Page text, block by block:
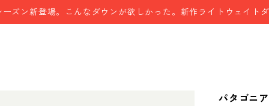
ーズン新登場。こんなダウンが欲しかった。新作ライトウェイト
パタゴニ